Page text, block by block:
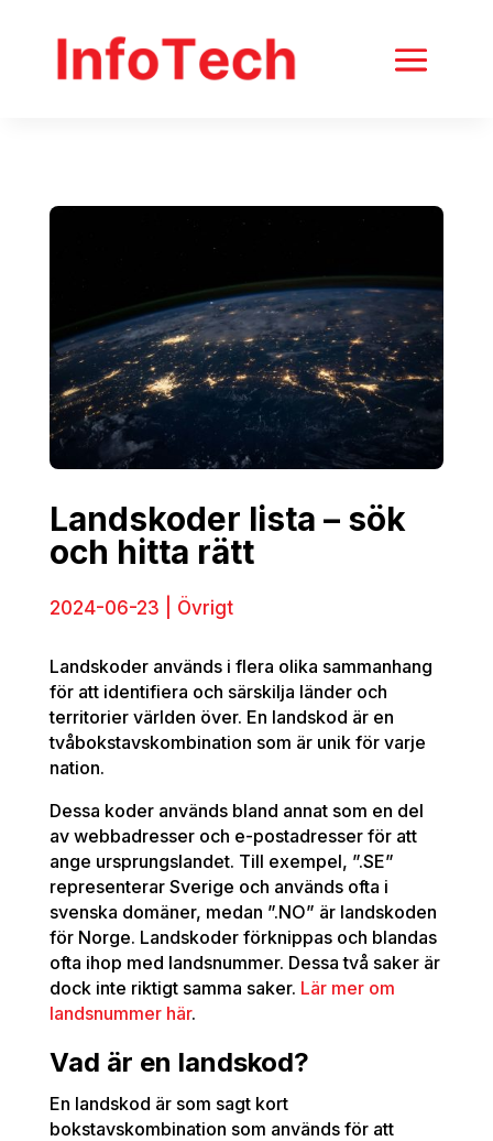
Landskoder lista – sök
och hitta rätt
2024-06-23 | Övrigt
Landskoder används i flera olika sammanhang
för att identifiera och särskilja länder och
territorier världen över. En landskod är en
tvåbokstavskombination som är unik för varje
nation.
Dessa koder används bland annat som en del
av webbadresser och e-postadresser för att
ange ursprungslandet. Till exempel, ”.SE”
representerar Sverige och används ofta i
svenska domäner, medan ”.NO” är landskoden
för Norge. Landskoder förknippas och blandas
ofta ihop med landsnummer. Dessa två saker är
dock inte riktigt samma saker. Lär mer om
landsnummer här.
Vad är en landskod?
En landskod är som sagt kort
bokstavskombination som används för att